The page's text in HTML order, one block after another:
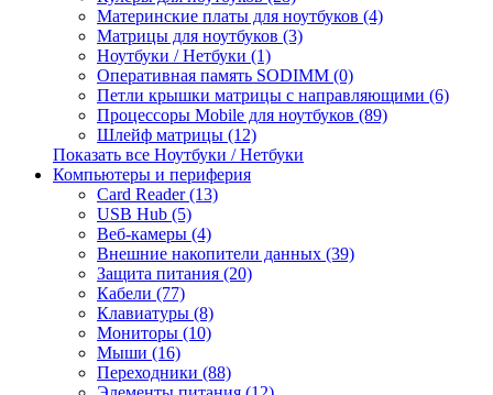
Материнские платы для ноутбуков (4)
Матрицы для ноутбуков (3)
Ноутбуки / Нетбуки (1)
Оперативная память SODIMM (0)
Петли крышки матрицы с направляющими (6)
Процессоры Mobile для ноутбуков (89)
Шлейф матрицы (12)
Показать все Ноутбуки / Нетбуки
Компьютеры и периферия
Card Reader (13)
USB Hub (5)
Веб-камеры (4)
Внешние накопители данных (39)
Защита питания (20)
Кабели (77)
Клавиатуры (8)
Мониторы (10)
Мыши (16)
Переходники (88)